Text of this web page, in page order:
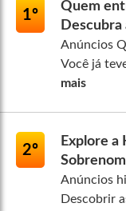
1º
Quem
Descubra
Anúncios
Você já
mais
2º
Explore a
Anúncios
Descobrir